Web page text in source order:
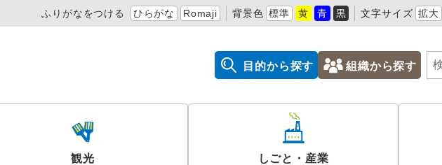
ふりがなをつける ひらがな Romaji 背景色 標準 黄 青 黒 文字サイズ 拡大
目的から探す 組織から探す
観光 しごと・産業